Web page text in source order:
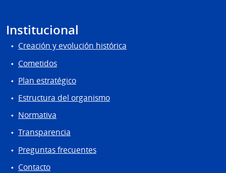
Institucional
Creación y evolución histórica
Cometidos
Plan estratégico
Estructura del organismo
Normativa
Transparencia
Preguntas frecuentes
Contacto